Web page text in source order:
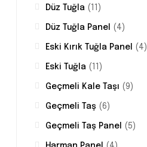
Düz Tuğla (11)
Düz Tuğla Panel (4)
Eski Kırık Tuğla Panel (4)
Eski Tuğla (11)
Geçmeli Kale Taşı (9)
Geçmeli Taş (6)
Geçmeli Taş Panel (5)